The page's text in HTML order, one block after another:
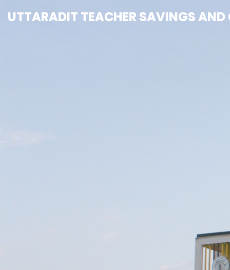
UTTARADIT TEACHER SAVINGS AND
UTTARADIT TEACHER SAVINGS AND